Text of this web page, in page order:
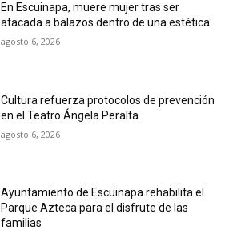
En Escuinapa, muere mujer tras ser
atacada a balazos dentro de una estética
agosto 6, 2026
Cultura refuerza protocolos de prevención
en el Teatro Ángela Peralta
agosto 6, 2026
Ayuntamiento de Escuinapa rehabilita el
Parque Azteca para el disfrute de las
familias